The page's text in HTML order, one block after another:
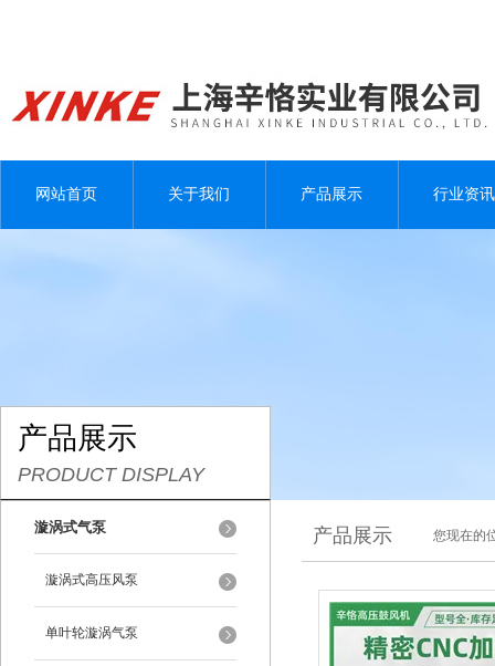
网站首页 关于我们 产品展示 行业资讯
产品展示
PRODUCT DISPLAY
漩涡式气泵
漩涡式高压风泵
单叶轮漩涡气泵
产品展示 您现在的